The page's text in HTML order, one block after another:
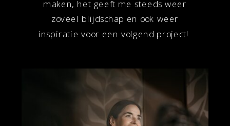
maken, het geeft me steeds weer
zoveel blijdschap en ook weer
inspiratie voor een volgend project!